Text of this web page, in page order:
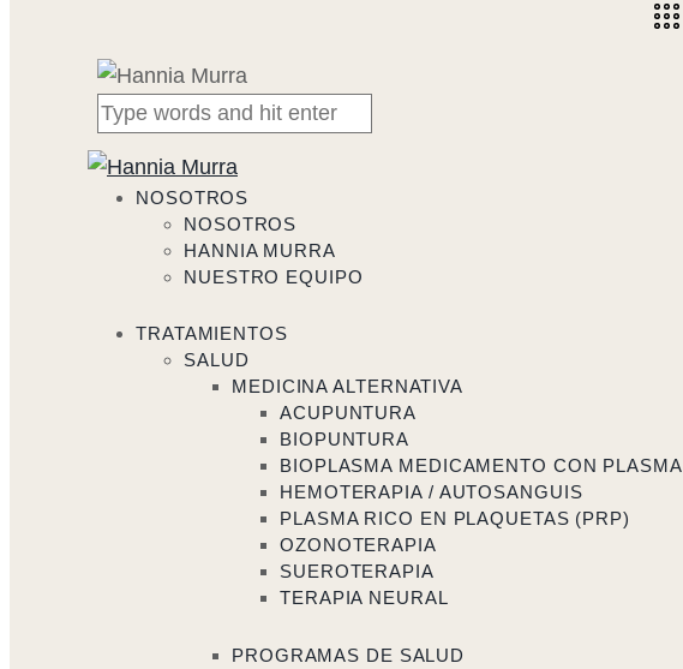
NOSOTROS
NOSOTROS
HANNIA MURRA
NUESTRO EQUIPO
TRATAMIENTOS
SALUD
MEDICINA ALTERNATIVA
ACUPUNTURA
BIOPUNTURA
BIOPLASMA MEDICAMENTO CON PLASMA
HEMOTERAPIA / AUTOSANGUIS
PLASMA RICO EN PLAQUETAS (PRP)
OZONOTERAPIA
SUEROTERAPIA
TERAPIA NEURAL
PROGRAMAS DE SALUD